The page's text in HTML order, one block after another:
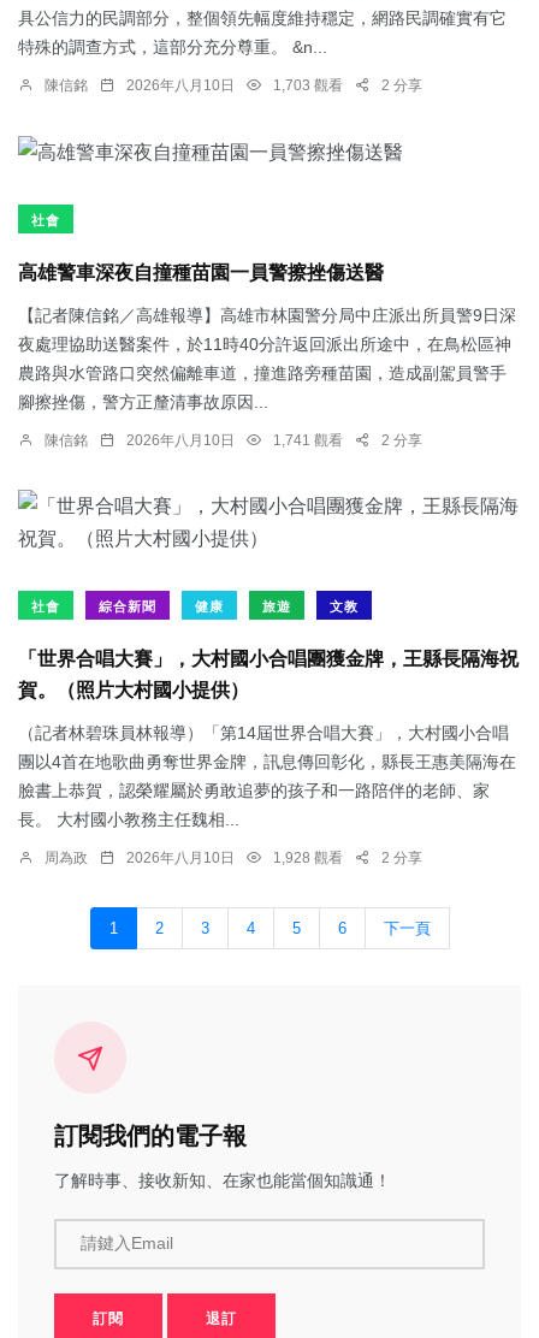
具公信力的民調部分，整個領先幅度維持穩定，網路民調確實有它
特殊的調查方式，這部分充分尊重。 &n...
陳信銘 2026年八月10日 1,703 觀看 2 分享
社會
高雄警車深夜自撞種苗園一員警擦挫傷送醫
【記者陳信銘／高雄報導】高雄市林園警分局中庄派出所員警9日深
夜處理協助送醫案件，於11時40分許返回派出所途中，在鳥松區神
農路與水管路口突然偏離車道，撞進路旁種苗園，造成副駕員警手
腳擦挫傷，警方正釐清事故原因...
陳信銘 2026年八月10日 1,741 觀看 2 分享
社會 綜合新聞 健康 旅遊 文教
「世界合唱大賽」，大村國小合唱團獲金牌，王縣長隔海祝
賀。（照片大村國小提供）
（記者林碧珠員林報導）「第14屆世界合唱大賽」，大村國小合唱
團以4首在地歌曲勇奪世界金牌，訊息傳回彰化，縣長王惠美隔海在
臉書上恭賀，認榮耀屬於勇敢追夢的孩子和一路陪伴的老師、家
長。 大村國小教務主任魏相...
周為政 2026年八月10日 1,928 觀看 2 分享
1 2 3 4 5 6 下一頁
訂閱我們的電子報
了解時事、接收新知、在家也能當個知識通！
請鍵入Email
訂閱 退訂